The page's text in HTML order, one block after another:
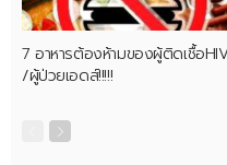
7 อาหารต้องห้ามของผู้ติดเชื้อ
/ผู้ป่วยเอดส์!!!!!